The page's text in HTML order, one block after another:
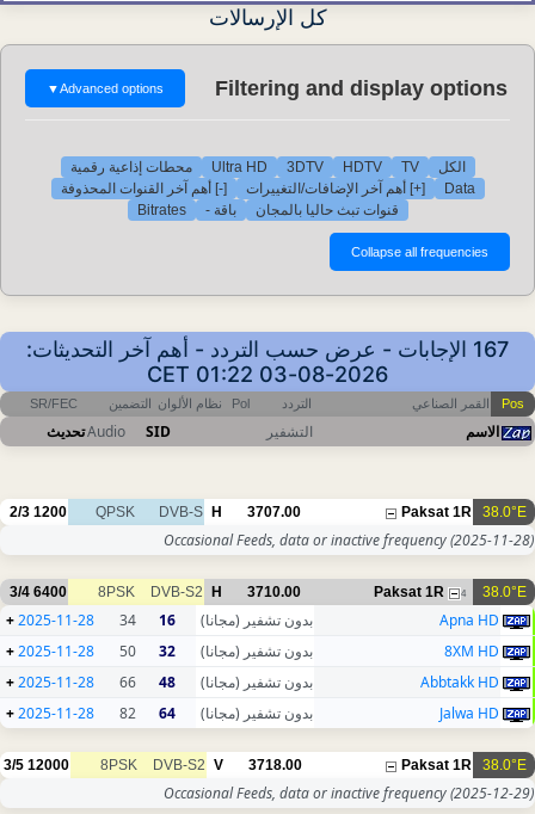
كل الإرسالات
Filtering and display options
Advanced options
▼
الكل TV
HDTV
3DTV
Ultra HD
محطات إذاعية رقمية
Data
[+] أهم آخر الإضافات/التغييرات
[-] أهم آخر القنوات المحذوفة
قنوات تبث حاليا بالمجان
باقة - Bitrates
167 الإجابات - عرض حسب التردد - أهم آخر التحديثات:
2026-08-03 01:22 CET
Pos القمر الصناعي التردد Pol نظام الألوان التضمين SR/FEC
الاسم التشفير SID
Audioتحديث
38.0°E
Paksat 1R
3707.00
H
DVB-S
QPSK
1200
2/3
Occasional Feeds, data or inactive frequency(2025-11-28)
38.0°E
Paksat 1R 4
3710.00
H
DVB-S2
8PSK
6400
3/4
Apna HD بدون تشفير (مجانا) 16
34
2025-11-28
+
8XM HD
بدون تشفير (مجانا) 32
50
2025-11-28
+
Abbtakk HD
بدون تشفير (مجانا) 48
66
2025-11-28
+
Jalwa HD
بدون تشفير (مجانا) 64
82
2025-11-28
+
38.0°E
Paksat 1R
3718.00
V
DVB-S2
8PSK
12000
3/5
Occasional Feeds, data or inactive frequency(2025-12-29)